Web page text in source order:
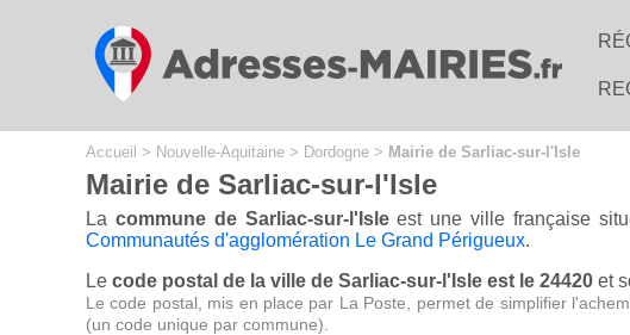
Accueil > Nouvelle-Aquitaine > Dordogne > Mairie de Sarliac-sur-l'Isle
Mairie de Sarliac-sur-l'Isle
La commune de Sarliac-sur-l'Isleest une ville française
Communautés d'agglomération Le Grand Périgueux.
Le code postal de la ville de Sarliac-sur-l'Isle est le 24420 et
Le code postal, mis en place par La Poste, permet de simplifier
(un code unique par commune).